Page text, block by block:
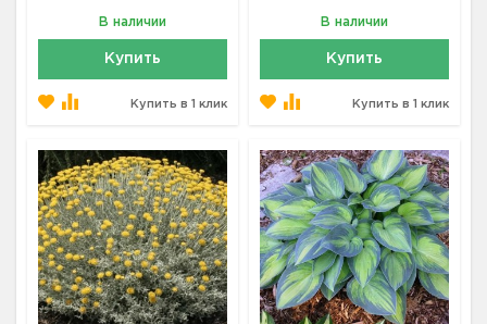
В наличии
Купить
Купить в 1 клик
В наличии
Купить
Купить в 1 клик